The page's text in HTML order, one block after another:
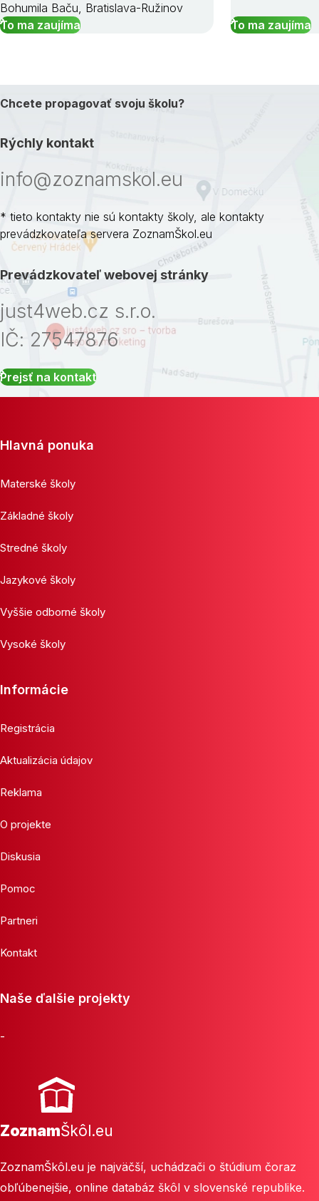
Bohumila Baču, Bratislava-Ružinov
To ma zaujíma
To ma zaujíma
Chcete propagovať svoju školu?
Rýchly kontakt
info@zoznamskol.eu
* tieto kontakty nie sú kontakty školy, ale kontakty
prevádzkovateľa servera ZoznamŠkol.eu
Prevádzkovateľ webovej stránky
just4web.cz s.r.o.
IČ: 27547876
Prejsť na kontakt
Hlavná ponuka
Materské školy
Základné školy
Stredné školy
Jazykové školy
Vyššie odborné školy
Vysoké školy
Informácie
Registrácia
Aktualizácia údajov
Reklama
O projekte
Diskusia
Pomoc
Partneri
Kontakt
Naše ďalšie projekty
-
ZoznamŠkôl.eu
ZoznamŠkôl.eu je najväčší, uchádzači o štúdium čoraz
obľúbenejšie, online databáz škôl v slovenské republike.